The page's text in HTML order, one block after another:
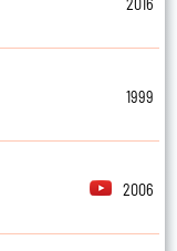
1999
2006